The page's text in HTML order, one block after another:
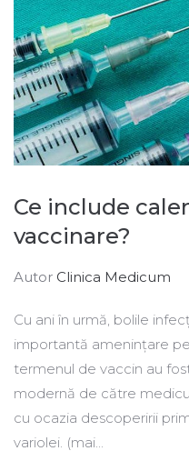
Ce include
vaccinare?
Autor Clinica Medicum
Cu ani în urmă, bolile
importantă amenințare
termenul de vaccin au
modernă de către
cu ocazia descoperirii
variolei. (mai...